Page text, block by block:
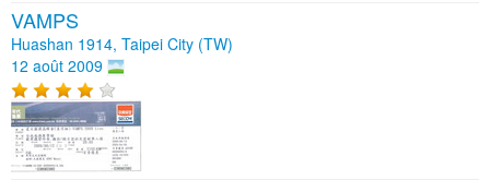
VAMPS
Huashan 1914, Taipei City (TW)
12 août 2009